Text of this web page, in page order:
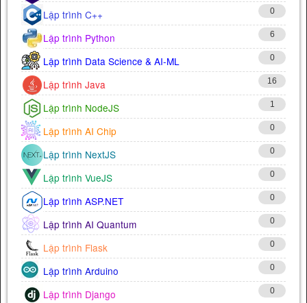
Lập trình C++ 0
Lập trình Python 6
Lập trình Data Science & AI-ML 0
Lập trình Java 16
Lập trình NodeJS 1
Lập trình AI Chip 0
Lập trình NextJS 0
Lập trình VueJS 0
Lập trình ASP.NET 0
Lập trình AI Quantum 0
Lập trình Flask 0
Lập trình Arduino 0
Lập trình Django 0